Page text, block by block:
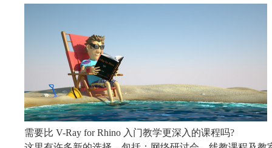
需要比 V-Ray for Rhino 入门教学更深入的课程吗?